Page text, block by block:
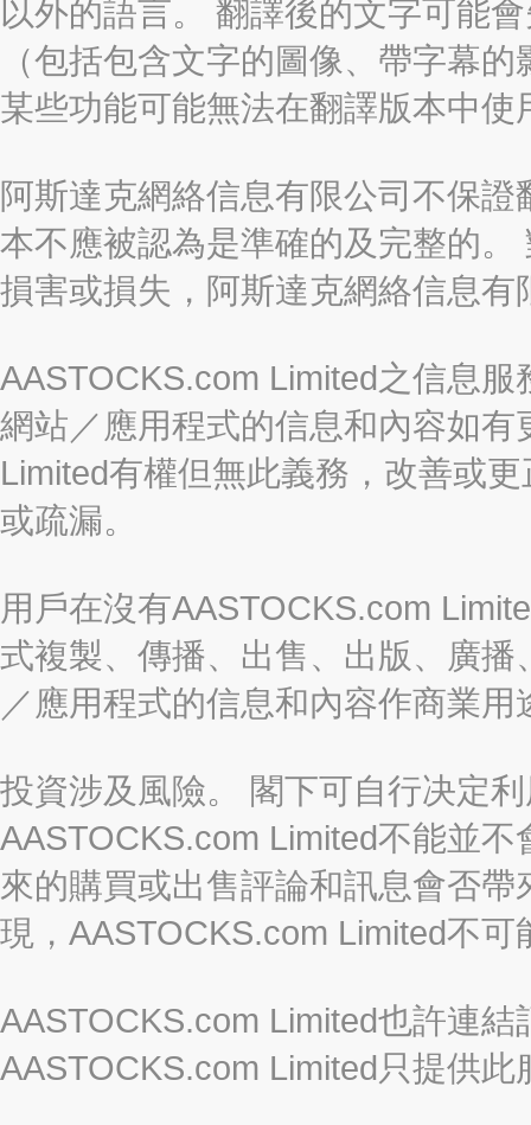
以外的語言。 翻譯後的文字可能
（包括包含文字的圖像、帶字幕
某些功能可能無法在翻譯版本中使
阿斯達克網絡信息有限公司不保
本不應被認為是準確的及完整的
損害或損失，阿斯達克網絡信息
AASTOCKS.com Limited之信息
網站／應用程式的信息和內容如
Limited有權但無此義務，改善或
或疏漏。
用戶在沒有AASTOCKS.com
式複製、傳播、出售、出版、廣
／應用程式的信息和內容作商業用
投資涉及風險。 閣下可自行决定
AASTOCKS.com Limited不能並
來的購買或出售評論和訊息會否
現，AASTOCKS.com Limited不
AASTOCKS.com Limited也許連
AASTOCKS.com Limited只提供